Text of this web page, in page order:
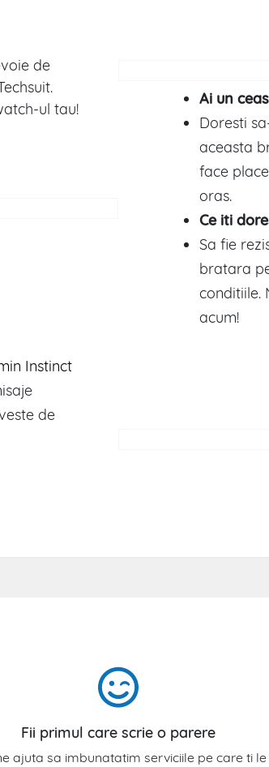
de
ul tau!
Ai un ceas
Doresti
aceasta
face
oras.
Ce iti
Sa fie
bratara
conditiile.
acum!
Instinct
de
Fii primul care scrie o parere
ajuta sa imbunatatim serviciile pe care ti